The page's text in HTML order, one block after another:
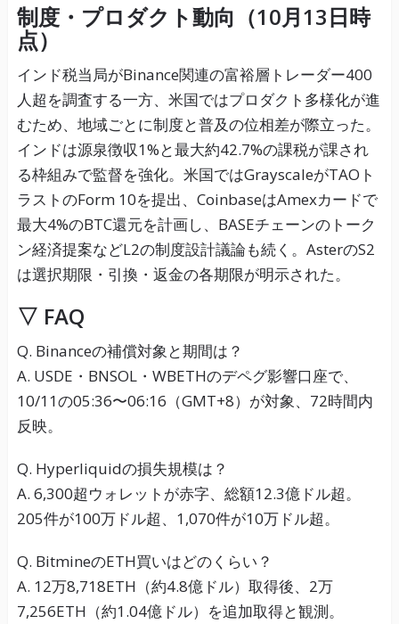
制度・プロダクト動向（10月13日時
点）
インド税当局がBinance関連の富裕層トレーダー400
人超を調査する一方、米国ではプロダクト多様化が進
むため、地域ごとに制度と普及の位相差が際立った。
インドは源泉徴収1%と最大約42.7%の課税が課され
る枠組みで監督を強化。米国ではGrayscaleがTAOト
ラストのForm 10を提出、CoinbaseはAmexカードで
最大4%のBTC還元を計画し、BASEチェーンのトーク
ン経済提案などL2の制度設計議論も続く。AsterのS2
は選択期限・引換・返金の各期限が明示された。
▽ FAQ
Q. Binanceの補償対象と期間は？
A. USDE・BNSOL・WBETHのデペグ影響口座で、
10/11の05:36〜06:16（GMT+8）が対象、72時間内
反映。
Q. Hyperliquidの損失規模は？
A. 6,300超ウォレットが赤字、総額12.3億ドル超。
205件が100万ドル超、1,070件が10万ドル超。
Q. BitmineのETH買いはどのくらい？
A. 12万8,718ETH（約4.8億ドル）取得後、2万
7,256ETH（約1.04億ドル）を追加取得と観測。